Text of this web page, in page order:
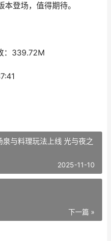
登场，值得期待。
339.72M
与料理玩法上线 光与夜之
2025-11-10
下一篇 »